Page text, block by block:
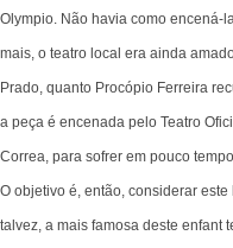
Olympio. Não havia como encená-
mais, o teatro local era ainda
Prado, quanto Procópio Ferreira
a peça é encenada pelo Teatro
Correa, para sofrer em pouco
O objetivo é, então, considerar
talvez, a mais famosa deste enfant